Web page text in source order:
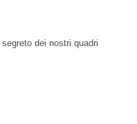
dei nostri quadri